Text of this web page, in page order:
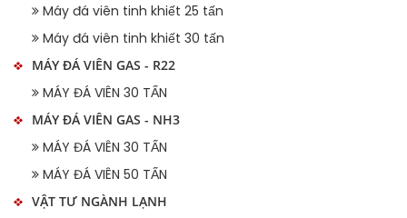
Máy đá viên tinh khiết 25 tấn
Máy đá viên tinh khiết 30 tấn
MÁY ĐÁ VIÊN GAS - R22
MÁY ĐÁ VIÊN 30 TẤN
MÁY ĐÁ VIÊN GAS - NH3
MÁY ĐÁ VIÊN 30 TẤN
MÁY ĐÁ VIÊN 50 TẤN
VẬT TƯ NGÀNH LẠNH